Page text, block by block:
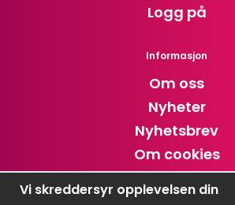
Logg på
Informasjon
Om oss
Nyheter
Nyhetsbrev
Om cookies
Cookie settings
Vi skreddersyr opplevelsen din